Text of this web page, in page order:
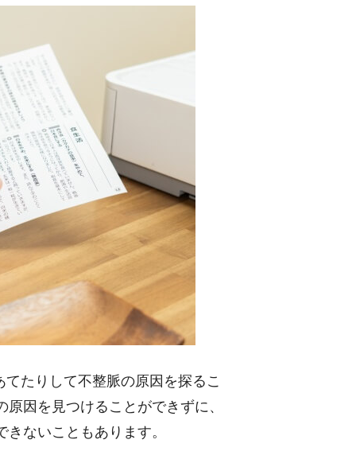
たりして不整脈の原因を探るこ
因を見つけることができずに、
ないこともあります。